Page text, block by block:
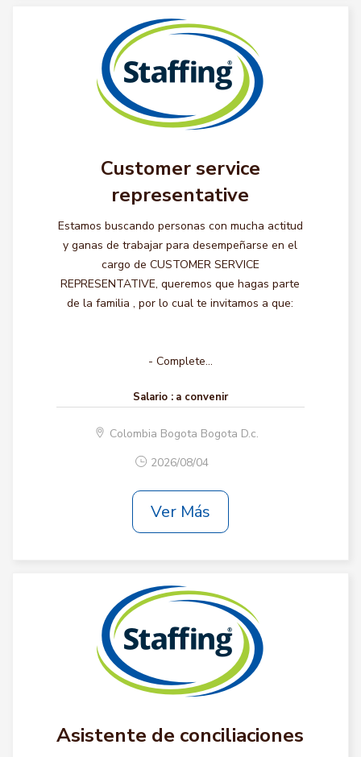
Customer service
representative
Estamos buscando personas con mucha actitud
y ganas de trabajar para desempeñarse en el
cargo de CUSTOMER SERVICE
REPRESENTATIVE, queremos que hagas parte
de la familia , por lo cual te invitamos a que:
- Complete...
Salario : a convenir
Colombia Bogota Bogota D.c.
2026/08/04
Ver Más
Asistente de conciliaciones